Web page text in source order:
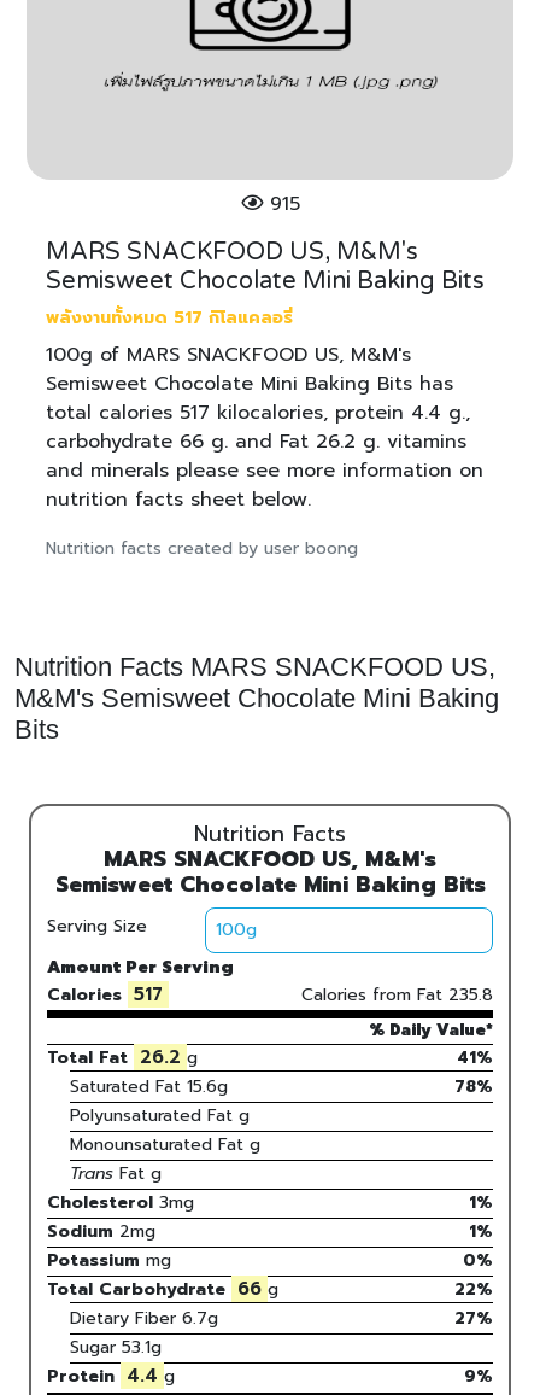
915
MARS SNACKFOOD US, M&M's
Semisweet Chocolate Mini Baking Bits
พลังงานทั้งหมด 517 กิโลแคลอรี่
100g of MARS SNACKFOOD US, M&M's
Semisweet Chocolate Mini Baking Bits has
total calories 517 kilocalories, protein 4.4 g.,
carbohydrate 66 g. and Fat 26.2 g. vitamins
and minerals please see more information on
nutrition facts sheet below.
Nutrition facts created by user boong
Nutrition Facts MARS SNACKFOOD US,
M&M's Semisweet Chocolate Mini Baking
Bits
Nutrition Facts
MARS SNACKFOOD US, M&M's
Semisweet Chocolate Mini Baking Bits
Serving Size
Amount Per Serving
Calories 517 Calories from Fat 235.8
% Daily Value*
Total Fat 26.2 g
41%
Saturated Fat 15.6g 78%
Polyunsaturated Fat g
Monounsaturated Fat g
TransFat g
Cholesterol 3mg 1%
Sodium 2mg 1%
Potassium mg 0%
Total Carbohydrate 66 g 22%
Dietary Fiber 6.7g
27%
Sugar 53.1g
Protein 4.4 g 9%